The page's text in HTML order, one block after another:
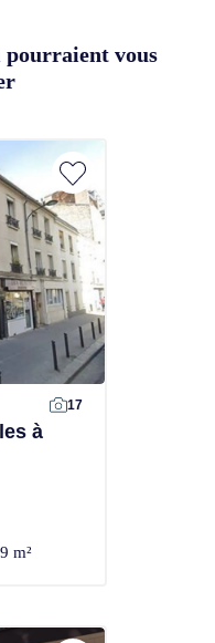
pourraient vous
17
à
m²